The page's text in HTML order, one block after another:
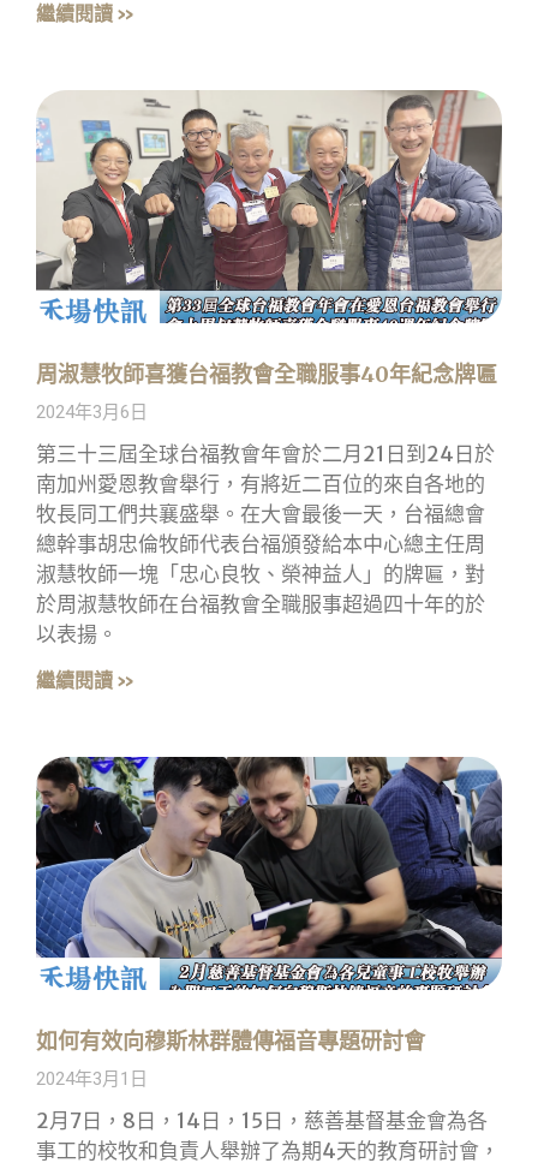
繼續閱讀 »
周淑慧牧師喜獲台福教會全職服事40年紀念牌匾
2024年3月6日
第三十三屆全球台福教會年會於二月21日到24日於
南加州愛恩教會舉行，有將近二百位的來自各地的
牧長同工們共襄盛舉。在大會最後一天，台福總會
總幹事胡忠倫牧師代表台福頒發給本中心總主任周
淑慧牧師一塊「忠心良牧、榮神益人」的牌匾，對
於周淑慧牧師在台福教會全職服事超過四十年的於
以表揚。
繼續閱讀 »
如何有效向穆斯林群體傳福音專題研討會
2024年3月1日
2月7日，8日，14日，15日，慈善基督基金會為各
事工的校牧和負責人舉辦了為期4天的教育研討會，